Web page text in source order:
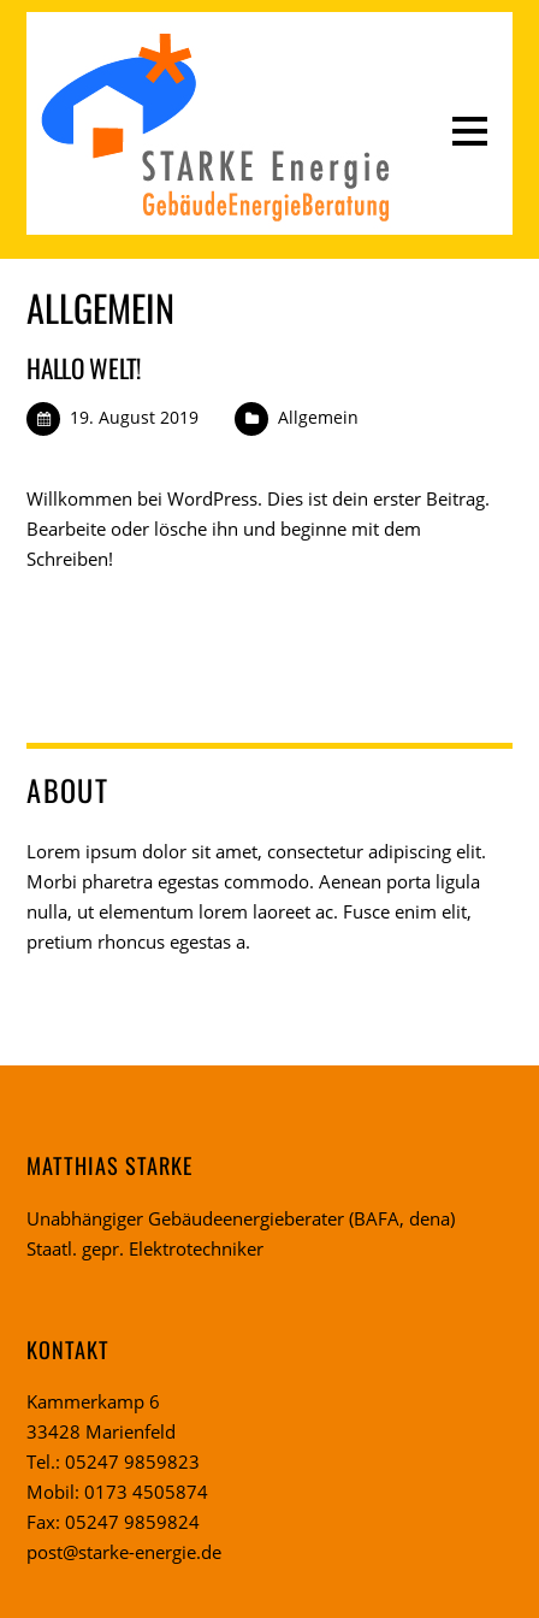
ALLGEMEIN
HALLO WELT!
19. August 2019 Allgemein
Willkommen bei WordPress. Dies ist dein erster Beitrag.
Bearbeite oder lösche ihn und beginne mit dem
Schreiben!
ABOUT
Lorem ipsum dolor sit amet, consectetur adipiscing elit.
Morbi pharetra egestas commodo. Aenean porta ligula
nulla, ut elementum lorem laoreet ac. Fusce enim elit,
pretium rhoncus egestas a.
MATTHIAS STARKE
Unabhängiger Gebäudeenergieberater (BAFA, dena)
Staatl. gepr. Elektrotechniker
KONTAKT
Kammerkamp 6
33428 Marienfeld
Tel.: 05247 9859823
Mobil: 0173 4505874
Fax: 05247 9859824
post@starke-energie.de